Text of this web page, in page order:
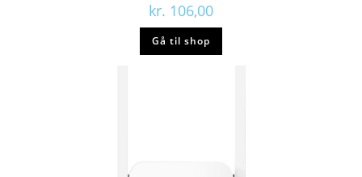
kr. 106,00
Gå til shop